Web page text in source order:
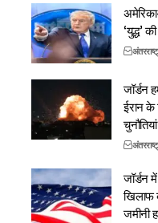
‘युद्ध’
जॉर्डन
ईरान के
चुनौतियां
जॉर्डन
खिलाफ
जमीनी